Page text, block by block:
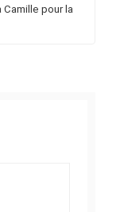
Camille pour la